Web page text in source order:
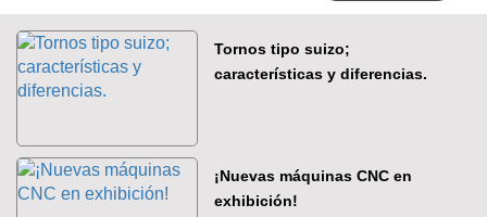
Tornos tipo suizo;
características y diferencias.
¡Nuevas máquinas CNC en
exhibición!